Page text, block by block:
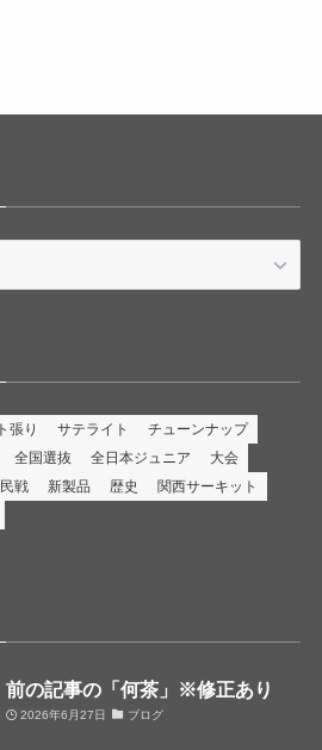
張り サテライト
チューンナップ
全国選抜 全日本ジュニア
大会
戦 新製品 歴史
関西サーキット
前の記事の「何茶」※修正あり
2026年6月27日 ブログ